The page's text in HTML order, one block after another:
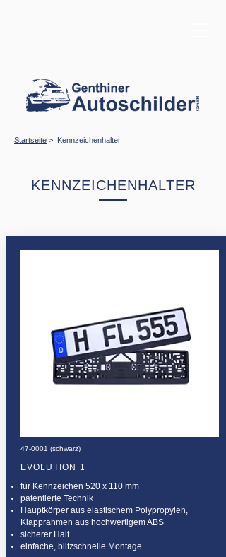
Startseite > Kennzeichenhalter
KENNZEICHENHALTER
47-0001 (schwarz)
EVOLUTION 1
für Kennzeichen 520 x 110 mm
patentierte Technik
Hauptkörper aus elastischem Polypropylen,
Klapprahmen aus hochwertigem ABS
sicherer Halt
einfache, blitzschnelle Montage